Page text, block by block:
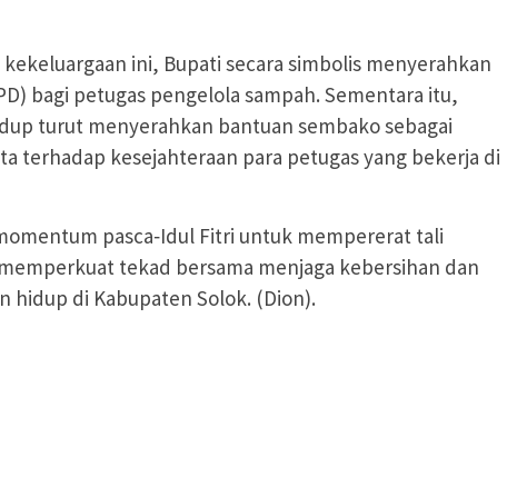
ini, Bupati secara simbolis menyerahkan
bagi petugas pengelola sampah. Sementara itu,
turut menyerahkan bantuan sembako sebagai
terhadap kesejahteraan para petugas yang bekerja di
pasca‑Idul Fitri untuk mempererat tali
tekad bersama menjaga kebersihan dan
hidup di Kabupaten Solok. (Dion).